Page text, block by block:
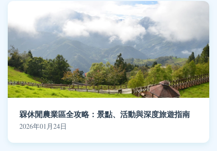
槑休閒農業區全攻略：景點、活動與深度旅遊指南
2026年01月24日